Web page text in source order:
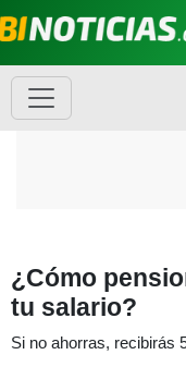
¿Cómo
tu salario?
Si no ahorras, recibirás